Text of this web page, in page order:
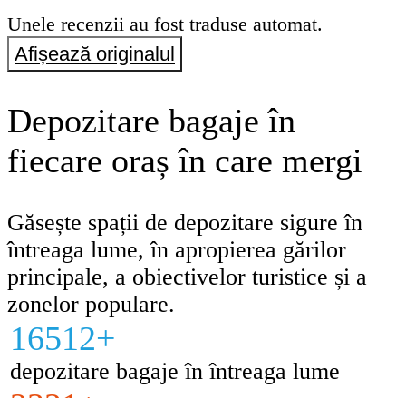
Unele recenzii au fost traduse automat.
Afișează originalul
Depozitare bagaje în
fiecare oraș în care mergi
Găsește spații de depozitare sigure în
întreaga lume, în apropierea gărilor
principale, a obiectivelor turistice și a
zonelor populare.
16512+
depozitare bagaje în întreaga lume